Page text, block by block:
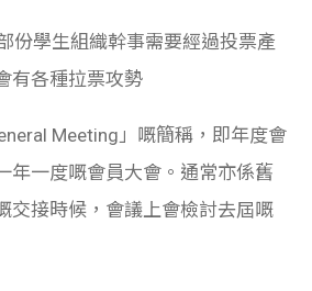
份學生組織幹事需要經過投票產
有各種拉票攻勢
Meeting」嘅簡稱，即年度會
年一度嘅會員大會。通常亦係舊
交接時候，會議上會檢討去屆嘅